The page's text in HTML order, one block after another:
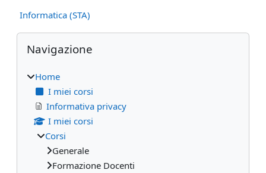
Informatica (STA)
Blocchi
Salta Navigazione
Navigazione
Home
I miei corsi
Informativa privacy
I miei corsi
Corsi
Generale
Formazione Docenti